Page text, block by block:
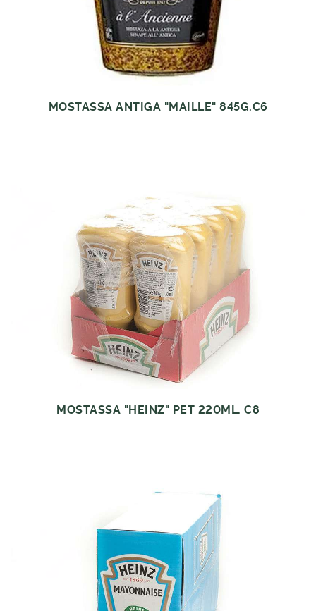
MOSTASSA ANTIGA "MAILLE" 845G.C6
MOSTASSA "HEINZ" PET 220ML. C8